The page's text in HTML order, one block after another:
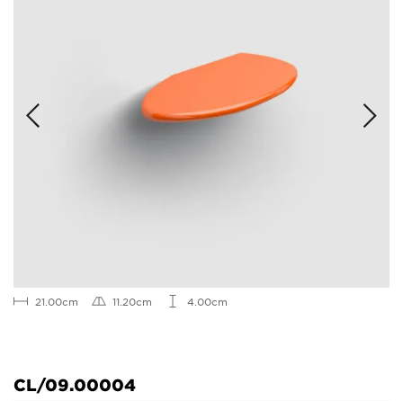
21.00cm 11.20cm 4.00cm
CL/09.00004